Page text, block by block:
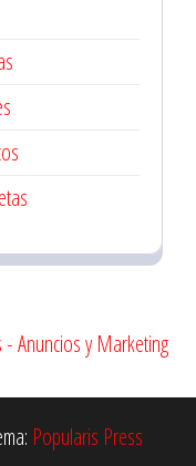
- Anuncios y Marketing
Popularis Press